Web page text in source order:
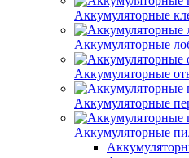
Аккумуляторные
Аккумуляторные
Аккумуляторные
Аккумуляторные
Аккумуляторные